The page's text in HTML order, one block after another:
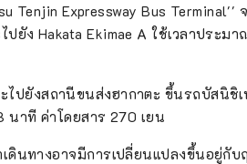
Tenjin Expressway Bus Terminal''
ยัง Hakata Ekimae A ใช้เวลาประม
ปยังสถานีขนส่งฮากาตะ ขึ้นรถบัสนิชิ
นาที ค่าโดยสาร 270 เยน
เดินทางอาจมีการเปลี่ยนแปลงขึ้นอยู่กั